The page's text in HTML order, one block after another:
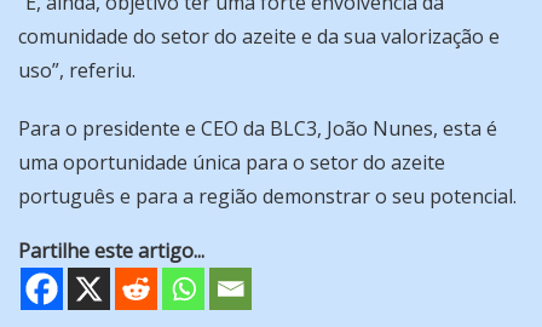
comunidade do setor do azeite e da sua valorização e
uso”, referiu.
Para o presidente e CEO da BLC3, João Nunes, esta é
uma oportunidade única para o setor do azeite
português e para a região demonstrar o seu potencial.
Partilhe este artigo...